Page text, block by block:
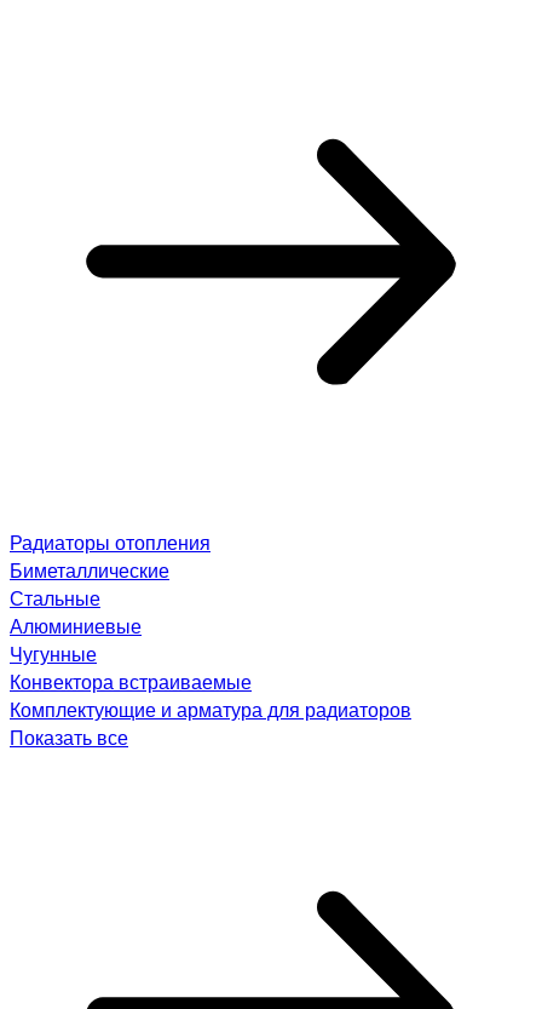
Радиаторы отопления
Биметаллические
Стальные
Алюминиевые
Чугунные
Конвектора встраиваемые
Комплектующие и арматура для радиаторов
Показать все